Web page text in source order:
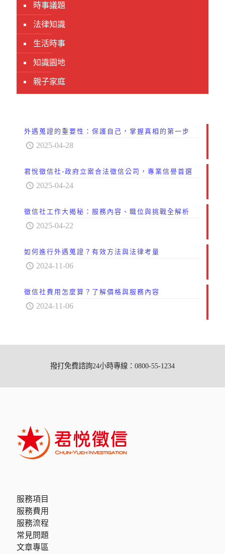
時事議題
法律知識
生活時事
知識園地
親子家庭
外遇蒐證的重要性：保護自己，掌握真相的第一步
2025-04-28
君悅徵信社-政府立案合法徵信公司，專業信譽首選
2025-04-24
徵信社工作大揭秘：服務內容、職位與挑戰全解析
2025-04-22
如何進行外遇蒐證？有效方法與法律考量
2024-11-06
徵信社費用怎麼算？了解價格與服務內容
2024-11-06
撥打免費諮詢24小時專線：0800-55-1234
服務項目
服務費用
服務流程
常見問題
文章專區